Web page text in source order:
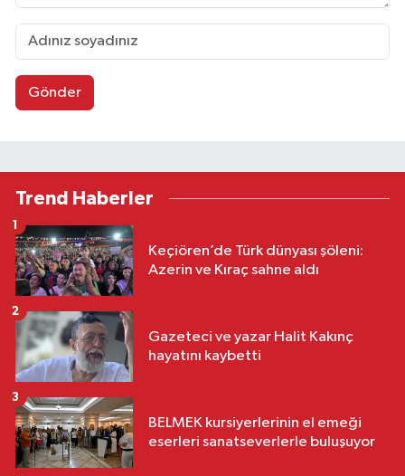
Gönder
Trend Haberler
Keçiören’de Türk dünyası şöleni:
Azerin ve Kıraç sahne aldı
1
Gazeteci ve yazar Halit Kakınç
hayatını kaybetti
2
BELMEK kursiyerlerinin el emeği
eserleri sanatseverlerle buluşuyor
3